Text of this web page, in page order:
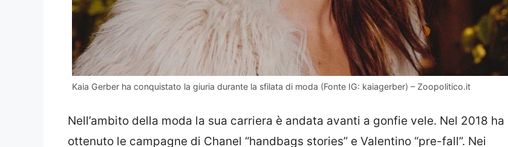
Kaia Gerber ha conquistato la giuria durante la sfilata di moda (Fonte IG: kaiagerber) – Zoopolitico.it
Nell’ambito della moda la sua carriera è andata avanti a gonfie vele. Nel 2018 ha
ottenuto le campagne di Chanel “handbags stories” e Valentino “pre-fall”. Nei